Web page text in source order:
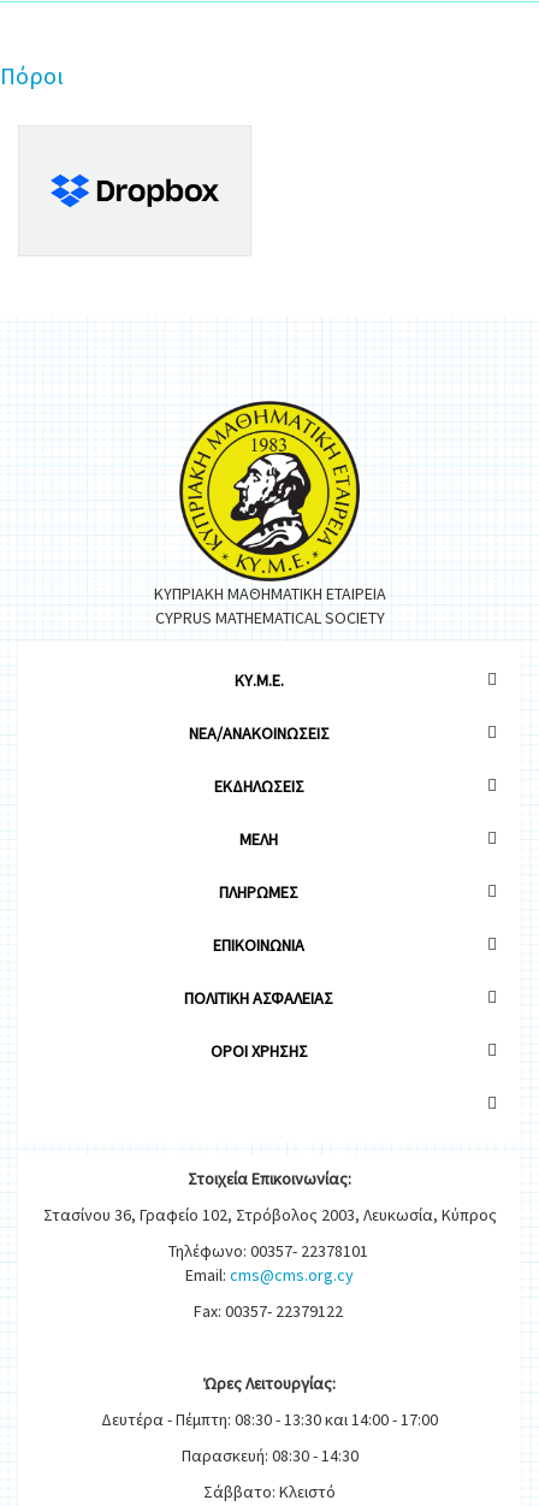
Πόροι
ΚΥΠΡΙΑΚΗ ΜΑΘΗΜΑΤΙΚΗ ΕΤΑΙΡΕΙΑ
CYPRUS MATHEMATICAL SOCIETY
ΚΥ.Μ.Ε.
ΝΕΑ/ΑΝΑΚΟΙΝΩΣΕΙΣ
ΕΚΔΗΛΩΣΕΙΣ
ΜΕΛΗ
ΠΛΗΡΩΜΕΣ
ΕΠΙΚΟΙΝΩΝΙΑ
ΠΟΛΙΤΙΚΗ ΑΣΦΑΛΕΙΑΣ
OΡΟΙ ΧΡΗΣΗΣ
ΣτοιχείαΕπικοινωνίας:
Στασίνου 36, Γραφείο 102, Στρόβολος 2003, Λευκωσία, Κύπρος
Τηλέφωνο: 00357- 22378101
Email: cms@cms.org.cy
Fax: 00357- 22379122
ΏρεςΛειτουργίας:
Δευτέρα - Πέμπτη: 08:30 - 13:30 και 14:00 - 17:00
Παρασκευή: 08:30 - 14:30
Σάββατο: Κλειστό